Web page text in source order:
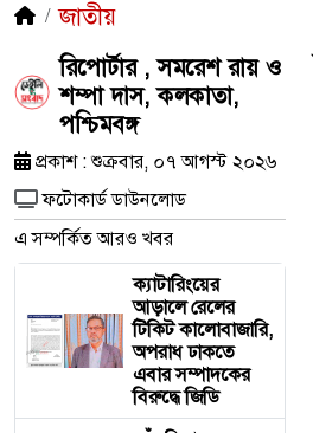
জাতীয়
রিপোর্টার , সমরেশ রায় ও
শম্পা দাস, কলকাতা,
পশ্চিমবঙ্গ
প্রকাশ : শুক্রবার, ০৭ আগস্ট ২০২৬
ফটোকার্ড ডাউনলোড
এ সম্পর্কিত আরও খবর
ক্যাটারিংয়ের
আড়ালে রেলের
টিকিট কালোবাজারি,
অপরাধ ঢাকতে
এবার সম্পাদকের
বিরুদ্ধে জিডি